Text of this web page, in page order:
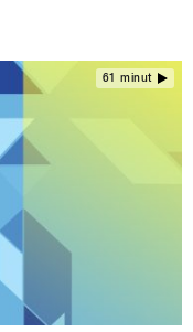
61 minut